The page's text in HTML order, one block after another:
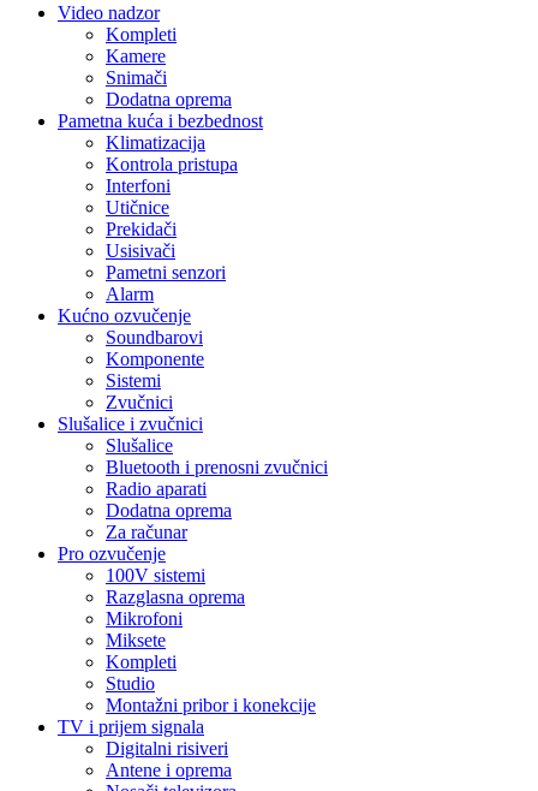
Video nadzor
Kompleti
Kamere
Snimači
Dodatna oprema
Pametna kuća i bezbednost
Klimatizacija
Kontrola pristupa
Interfoni
Utičnice
Prekidači
Usisivači
Pametni senzori
Alarm
Kućno ozvučenje
Soundbarovi
Komponente
Sistemi
Zvučnici
Slušalice i zvučnici
Slušalice
Bluetooth i prenosni zvučnici
Radio aparati
Dodatna oprema
Za računar
Pro ozvučenje
100V sistemi
Razglasna oprema
Mikrofoni
Miksete
Kompleti
Studio
Montažni pribor i konekcije
TV i prijem signala
Digitalni risiveri
Antene i oprema